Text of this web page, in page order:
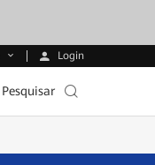
Login
Pesquisar